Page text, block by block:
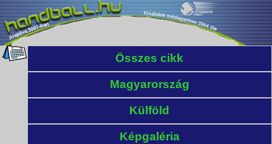
Összes cikk
Magyarország
Külföld
Képgaléria